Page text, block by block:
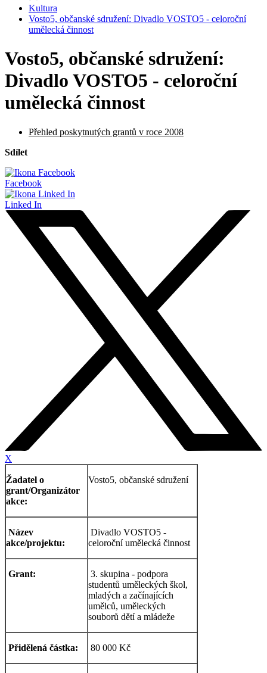
Kultura
Vosto5, občanské sdružení: Divadlo VOSTO5 - celoroční
umělecká činnost
Vosto5, občanské sdružení:
Divadlo VOSTO5 - celoroční
umělecká činnost
Přehled poskytnutých grantů v roce 2008
Sdílet
Facebook
Linked In
X
Žadatel o
grant/Organizátor
akce:
Vosto5, občanské sdružení
Název
akce/projektu:
Divadlo VOSTO5 -
celoroční umělecká činnost
Grant:
3. skupina - podpora
studentů uměleckých škol,
mladých a začínajících
umělců, uměleckých
souborů dětí a mládeže
Přidělená částka: 80 000 Kč